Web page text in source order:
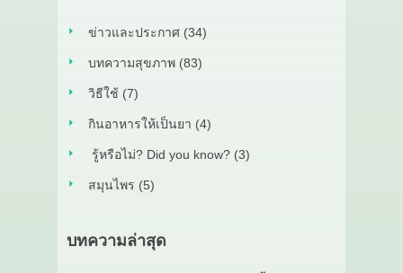
ข่าวและประกาศ (34)
บทความสุขภาพ (83)
วิธีใช้ (7)
กินอาหารให้เป็นยา (4)
รู้หรือไม่? Did you know? (3)
สมุนไพร (5)
บทความล่าสุด